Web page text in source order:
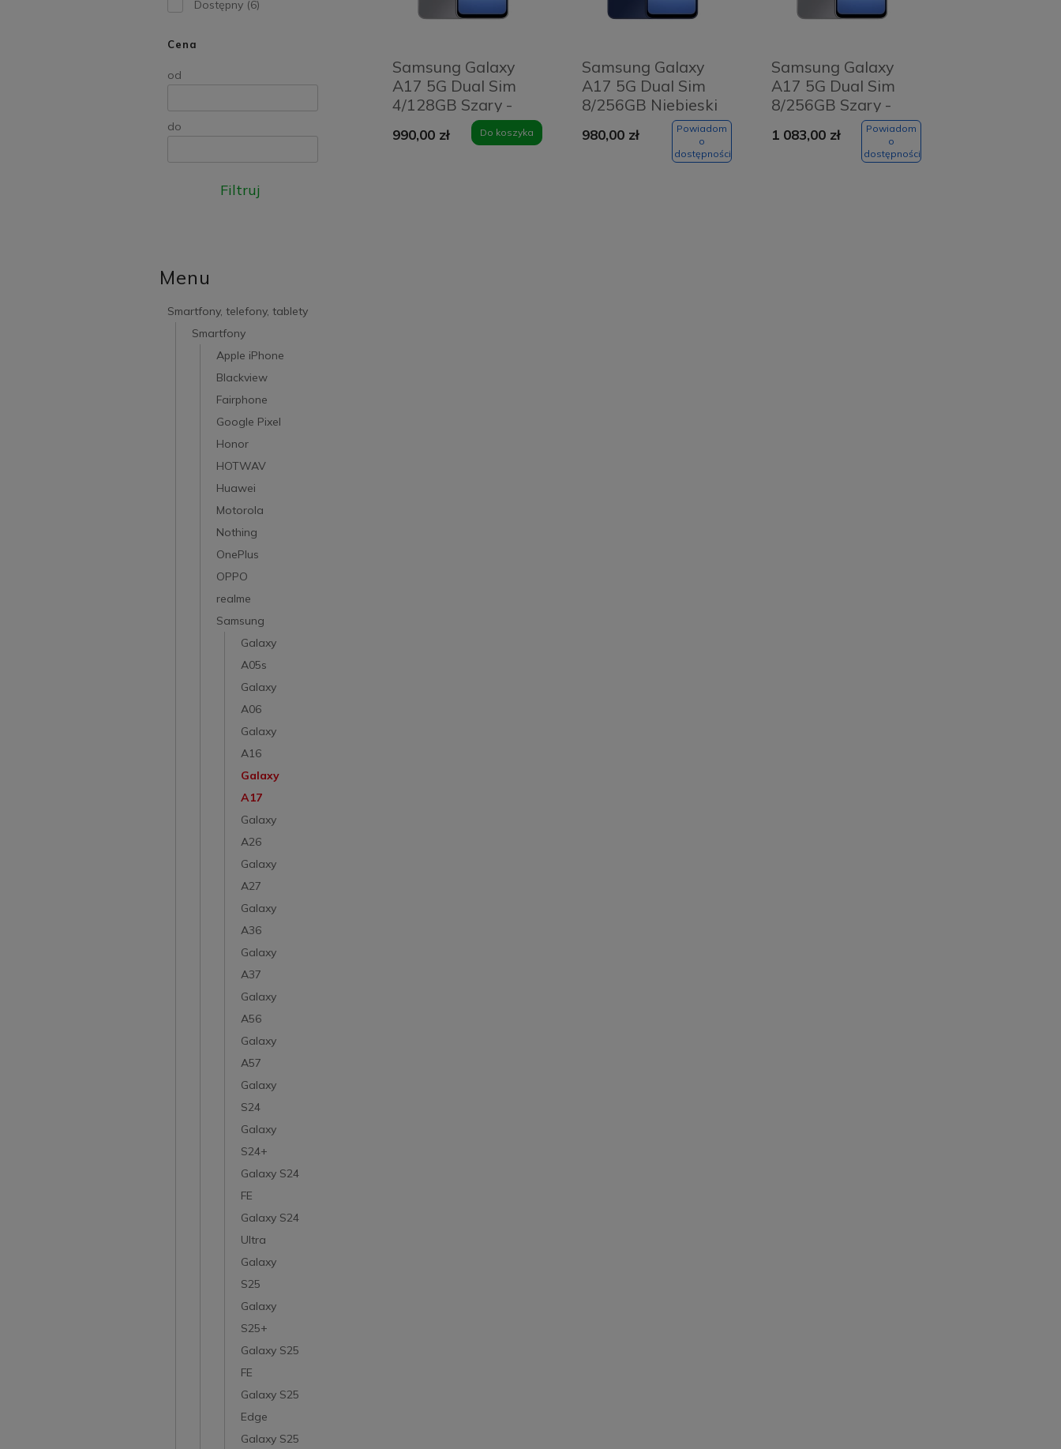
Dostępny (6)
Cena
od
do
Filtruj
Menu
Smartfony, telefony, tablety
Smartfony
Apple iPhone
Blackview
Fairphone
Google Pixel
Honor
HOTWAV
Huawei
Motorola
Nothing
OnePlus
OPPO
realme
Samsung
Galaxy
A05s
Galaxy
A06
Galaxy
A16
Galaxy
A17
Galaxy
A26
Galaxy
A27
Galaxy
A36
Galaxy
A37
Galaxy
A56
Galaxy
A57
Galaxy
S24
Galaxy
S24+
Galaxy S24
FE
Galaxy S24
Ultra
Galaxy
S25
Galaxy
S25+
Galaxy S25
FE
Galaxy S25
Edge
Galaxy S25
Samsung Galaxy
A17 5G Dual Sim
4/128GB Szary -
990,00 zł Do koszyka
Samsung Galaxy
A17 5G Dual Sim
8/256GB Niebieski
980,00 zł
Powiadom
o
dostępności
Samsung Galaxy
A17 5G Dual Sim
8/256GB Szary -
1 083,00 zł
Powiadom
o
dostępności